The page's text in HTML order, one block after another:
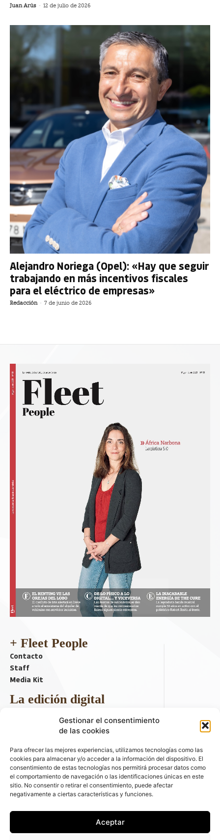
Gestionar el consentimiento
de las cookies
Para ofrecer las mejores experiencias, utilizamos tecnologías como las
cookies para almacenar y/o acceder a la información del dispositivo. El
consentimiento de estas tecnologías nos permitirá procesar datos como
el comportamiento de navegación o las identificaciones únicas en este
sitio. No consentir o retirar el consentimiento, puede afectar
negativamente a ciertas características y funciones.
Aceptar
Juan Arús - 12 de julio de 2026
Alejandro Noriega (Opel): «Hay que seguir
trabajando en más incentivos fiscales
para el eléctrico de empresas»
Redacción - 7 de junio de 2026
+ Fleet People
Contacto
Staff
Media Kit
La edición digital
Descargar último ejemplar
ir a hemeroteca
+ Contenido en redes sociales